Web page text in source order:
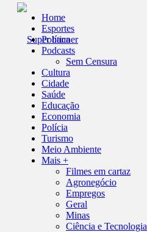
Home
Esportes
Política
Podcasts
Sem Censura
Cultura
Cidade
Saúde
Educação
Economia
Polícia
Turismo
Meio Ambiente
Mais +
Filmes em cartaz
Agronegócio
Empregos
Geral
Minas
Ciência e Tecnologia